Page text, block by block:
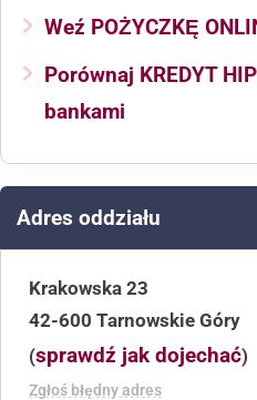
Weź POŻYCZKĘ
Porównaj KREDYT
bankami
Adres oddziału
Krakowska 23
42-600 Tarnowskie Góry
(sprawdź jak dojechać)
Zgłoś błędny adres